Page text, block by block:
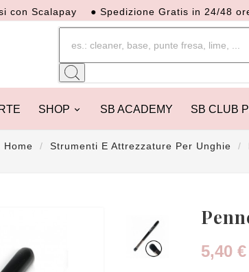
● Spedizione Gratis in 24/48 ore da
SHOP SB ACADEMY SB CLUB
Home Strumenti E Attrezzature Per Unghie
5,40 €